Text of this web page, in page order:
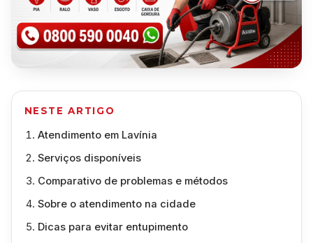
NESTE ARTIGO
Atendimento em Lavínia
Serviços disponíveis
Comparativo de problemas e métodos
Sobre o atendimento na cidade
Dicas para evitar entupimento